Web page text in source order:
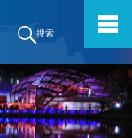
搜索